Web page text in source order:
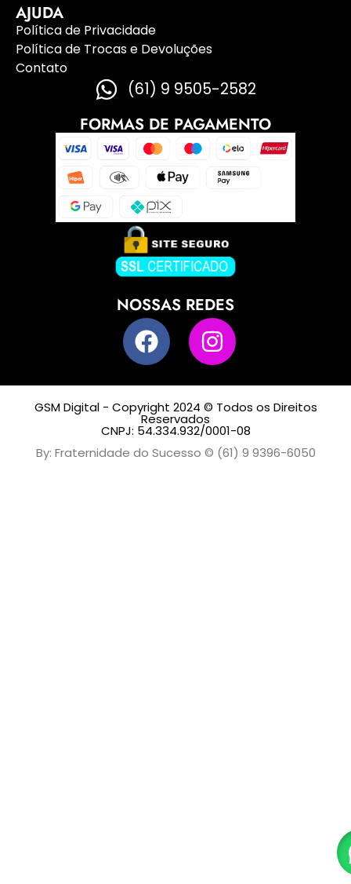
AJUDA
Política de Privacidade
Política de Trocas e Devoluções
Contato
(61) 9 9505-2582
FORMAS DE PAGAMENTO
NOSSAS REDES
GSM Digital - Copyright 2024 © Todos os Direitos
Reservados
CNPJ: 54.334.932/0001-08
By: Fraternidade do Sucesso © (61) 9 9396-6050